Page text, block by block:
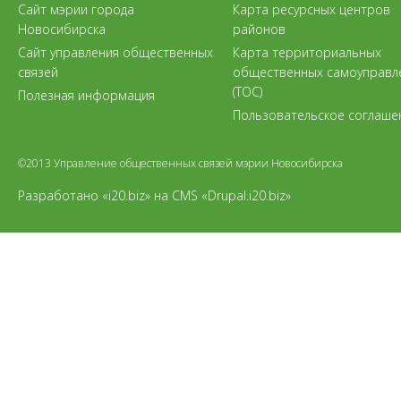
Сайт мэрии города
Новосибирска
Сайт управления общественных
связей
Полезная информация
Карта ресурсных центров
районов
Карта территориальных
общественных
(ТОС)
Пользовательское
©2013 Управление общественных связей мэрии Новосибирска
Разработано «i20.biz» на CMS «Drupal.i20.biz»